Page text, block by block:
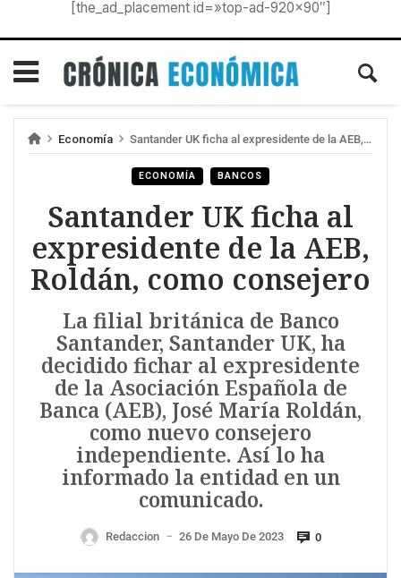
[the_ad_placement id=»top-ad-920×90″]
Economía Santander UK ficha al expresidente de la AEB, Roldán, como consejero
ECONOMÍA BANCOS
Santander UK ficha al
expresidente de la AEB,
Roldán, como consejero
La filial británica de Banco
Santander, Santander UK, ha
decidido fichar al expresidente
de la Asociación Española de
Banca (AEB), José María Roldán,
como nuevo consejero
independiente. Así lo ha
informado la entidad en un
comunicado.
Redaccion — 26 De Mayo De 2023 0